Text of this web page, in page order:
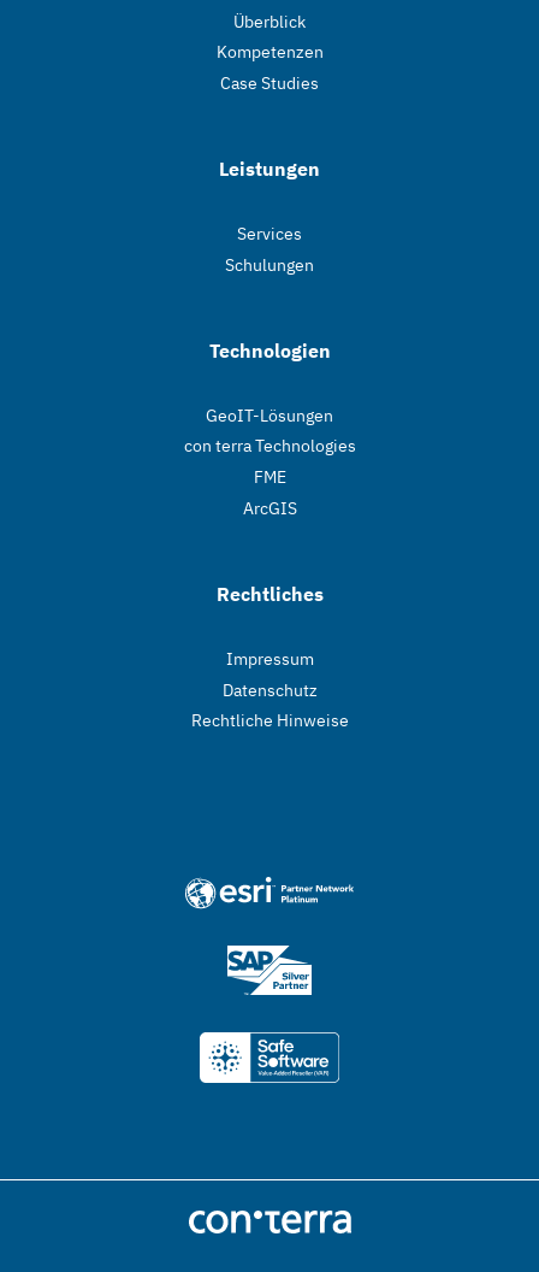
Überblick
Kompetenzen
Case Studies
Leistungen
Services
Schulungen
Technologien
GeoIT-Lösungen
con terra Technologies
FME
ArcGIS
Rechtliches
Impressum
Datenschutz
Rechtliche Hinweise